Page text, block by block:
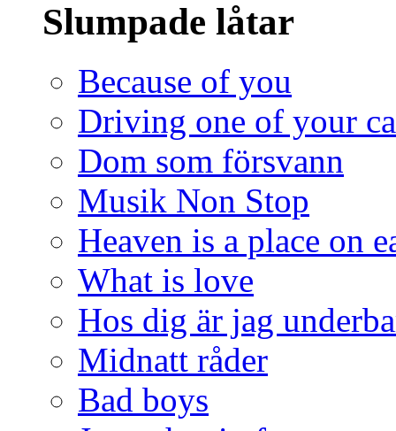
Slumpade låtar
Because of you
Driving one of your
Dom som försvann
Musik Non Stop
Heaven is a place on
What is love
Hos dig är jag
Midnatt råder
Bad boys